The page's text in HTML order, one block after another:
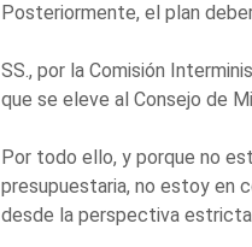
Posteriormente, el plan
SS., por la Comisión
que se eleve al Consejo de
Por todo ello, y porque no
presupuestaria, no estoy en
desde la perspectiva